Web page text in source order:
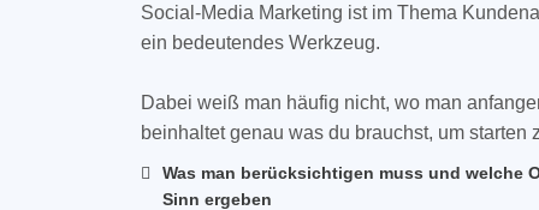
Social-Media Marketing ist im Thema
ein bedeutendes Werkzeug.
Dabei weiß man häufig nicht, wo man
beinhaltet genau was du brauchst, um starten
Was man berücksichtigen muss und welche
Sinn ergeben